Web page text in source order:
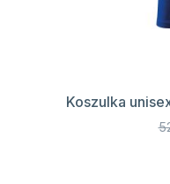
Koszulka